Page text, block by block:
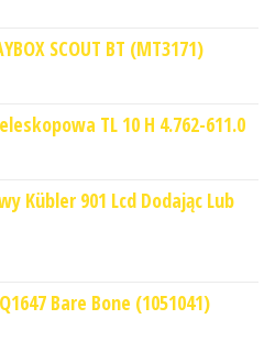
SCOUT BT (MT3171)
TL 10 H 4.762-611.0
Kübler 901 Lcd Dodając Lub
Bare Bone (1051041)